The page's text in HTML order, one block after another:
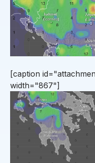
[caption
width="867"]